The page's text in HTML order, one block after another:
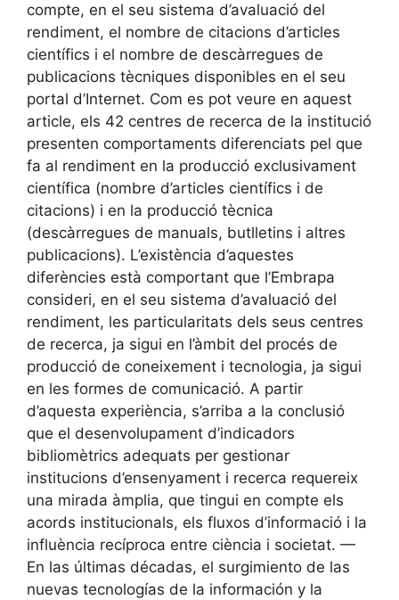
compte, en el seu sistema d’avaluació del
rendiment, el nombre de citacions d’articles
científics i el nombre de descàrregues de
publicacions tècniques disponibles en el seu
portal d’Internet. Com es pot veure en aquest
article, els 42 centres de recerca de la institució
presenten comportaments diferenciats pel que
fa al rendiment en la producció exclusivament
científica (nombre d’articles científics i de
citacions) i en la producció tècnica
(descàrregues de manuals, butlletins i altres
publicacions). L’existència d’aquestes
diferències està comportant que l’Embrapa
consideri, en el seu sistema d’avaluació del
rendiment, les particularitats dels seus centres
de recerca, ja sigui en l’àmbit del procés de
producció de coneixement i tecnologia, ja sigui
en les formes de comunicació. A partir
d’aquesta experiència, s’arriba a la conclusió
que el desenvolupament d’indicadors
bibliomètrics adequats per gestionar
institucions d’ensenyament i recerca requereix
una mirada àmplia, que tingui en compte els
acords institucionals, els fluxos d’informació i la
influència recíproca entre ciència i societat. —
En las últimas décadas, el surgimiento de las
nuevas tecnologías de la información y la